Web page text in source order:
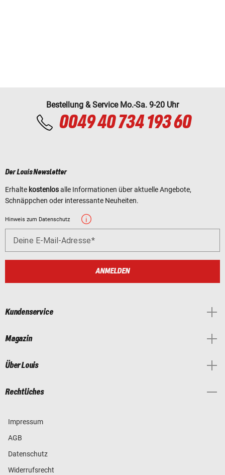
Bestellung & Service Mo.-Sa. 9-20 Uhr
0049 40 734 193 60
Der Louis Newsletter
Erhalte kostenlosalle Informationen über aktuelle Angebote,
Schnäppchen oder interessante Neuheiten.
Hinweis zum Datenschutz
Deine E-Mail-Adresse
ANMELDEN
Kundenservice
Magazin
Über Louis
Rechtliches
Impressum
AGB
Datenschutz
Widerrufsrecht